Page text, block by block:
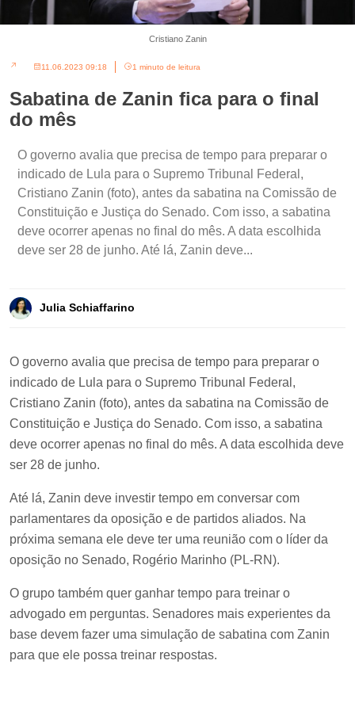
Cristiano Zanin
11.06.2023 09:18 1 minuto de leitura
Sabatina de Zanin fica para o final
do mês
O governo avalia que precisa de tempo para preparar o
indicado de Lula para o Supremo Tribunal Federal,
Cristiano Zanin (foto), antes da sabatina na Comissão de
Constituição e Justiça do Senado. Com isso, a sabatina
deve ocorrer apenas no final do mês. A data escolhida
deve ser 28 de junho. Até lá, Zanin deve...
Julia Schiaffarino
O governo avalia que precisa de tempo para preparar o
indicado de Lula para o Supremo Tribunal Federal,
Cristiano Zanin (foto), antes da sabatina na Comissão de
Constituição e Justiça do Senado. Com isso, a sabatina
deve ocorrer apenas no final do mês. A data escolhida deve
ser 28 de junho.
Até lá, Zanin deve investir tempo em conversar com
parlamentares da oposição e de partidos aliados. Na
próxima semana ele deve ter uma reunião com o líder da
oposição no Senado, Rogério Marinho (PL-RN).
O grupo também quer ganhar tempo para treinar o
advogado em perguntas. Senadores mais experientes da
base devem fazer uma simulação de sabatina com Zanin
para que ele possa treinar respostas.